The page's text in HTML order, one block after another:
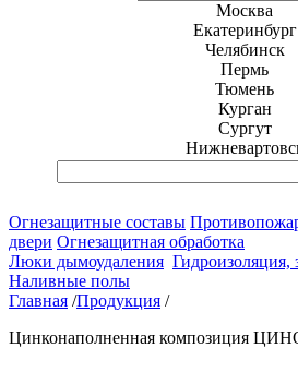
Москва
Екатеринбург
Челябинск
Пермь
Тюмень
Курган
Сургут
Огнезащитные составы
двери Огнезащитная обработка
Люки дымоудаления Гидроизоляция,
Наливные полы
Главная /Продукция /
Цинконаполненная композиция